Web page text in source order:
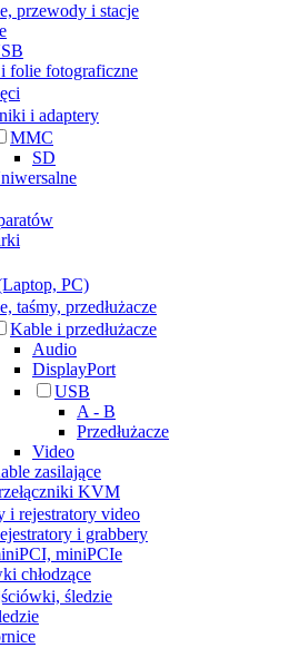
przewody i stacje
folie fotograficzne
i adaptery
MMC
SD
PC)
taśmy, przedłużacze
Kable i przedłużacze
Audio
DisplayPort
USB
A - B
Przedłużacze
Video
zasilające
KVM
i rejestratory video
i grabbery
miniPCIe
chłodzące
śledzie